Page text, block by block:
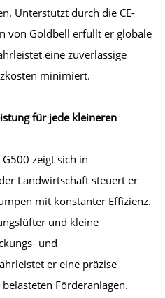
Unterstützt durch die CE-
von Goldbell erfüllt er globale
eine zuverlässige
minimiert.
für jede kleineren
zeigt sich in
Landwirtschaft steuert er
mit konstanter Effizienz.
und kleine
und
er eine präzise
Förderanlagen.